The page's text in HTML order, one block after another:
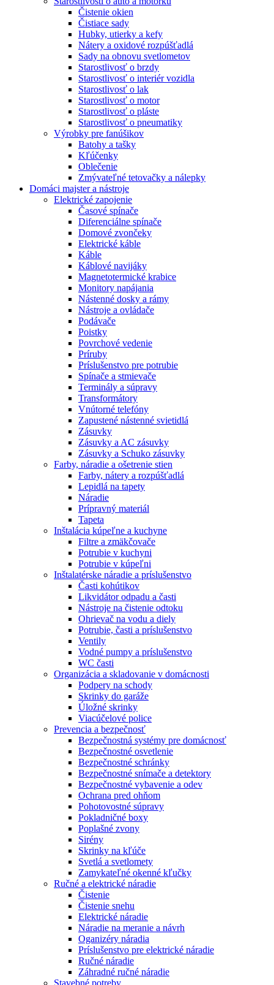
Čistenie okien
Čistiace sady
Hubky, utierky a kefy
Nátery a oxidové rozpúšťadlá
Sady na obnovu svetlometov
Starostlivosť o brzdy
Starostlivosť o interiér vozidla
Starostlivosť o lak
Starostlivosť o motor
Starostlivosť o pláste
Starostlivosť o pneumatiky
Výrobky pre fanúšikov
Batohy a tašky
Kľúčenky
Oblečenie
Zmývateľné tetovačky a nálepky
Domáci majster a nástroje
Elektrické zapojenie
Časové spínače
Diferenciálne spínače
Domové zvončeky
Elektrické káble
Káble
Káblové navijáky
Magnetotermické krabice
Monitory napájania
Nástenné dosky a rámy
Nástroje a ovládače
Podávače
Poistky
Povrchové vedenie
Príruby
Príslušenstvo pre potrubie
Spínače a stmievače
Terminály a súpravy
Transformátory
Vnútorné telefóny
Zapustené nástenné svietidlá
Zásuvky
Zásuvky a AC zásuvky
Zásuvky a Schuko zásuvky
Farby, náradie a ošetrenie stien
Farby, nátery a rozpúšťadlá
Lepidlá na tapety
Náradie
Prípravný materiál
Tapeta
Inštalácia kúpeľne a kuchyne
Filtre a zmäkčovače
Potrubie v kuchyni
Potrubie v kúpeľni
Inštalatérske náradie a príslušenstvo
Časti kohútikov
Likvidátor odpadu a časti
Nástroje na čistenie odtoku
Ohrievač na vodu a diely
Potrubie, časti a príslušenstvo
Ventily
Vodné pumpy a príslušenstvo
WC časti
Organizácia a skladovanie v domácnosti
Podpery na schody
Skrinky do garáže
Úložné skrinky
Viacúčelové police
Prevencia a bezpečnosť
Bezpečnostná systémy pre domácnosť
Bezpečnostné osvetlenie
Bezpečnostné schránky
Bezpečnostné snímače a detektory
Bezpečnostné vybavenie a odev
Ochrana pred ohňom
Pohotovostné súpravy
Pokladničné boxy
Poplašné zvony
Sirény
Skrinky na kľúče
Svetlá a svetlomety
Zamykateľné okenné kľučky
Ručné a elektrické náradie
Čistenie
Čistenie snehu
Elektrické náradie
Náradie na meranie a návrh
Oganizéry náradia
Príslušenstvo pre elektrické náradie
Ručné náradie
Záhradné ručné náradie
Stavebné potreby